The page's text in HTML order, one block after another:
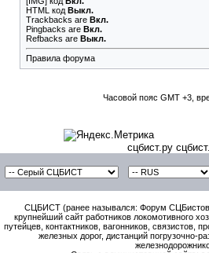
HTML код Выкл.
Trackbacks are Вкл.
Pingbacks are Вкл.
Refbacks are Выкл.
Правила форума
Часовой пояс GMT +3,
сцбист.ру
СЦБИСТ (ранее назывался: Форум СЦБистов
крупнейший сайт работников локомотивного
путейцев, контактников, вагонников, связистов,
железных дорог, дистанций погрузочно-